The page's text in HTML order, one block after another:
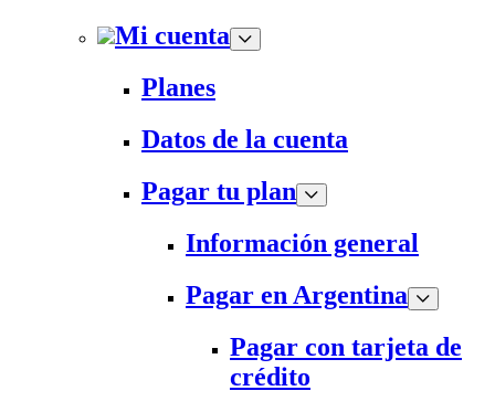
Mi cuenta
Planes
Datos de la cuenta
Pagar tu plan
Información general
Pagar en Argentina
Pagar con tarjeta de
crédito